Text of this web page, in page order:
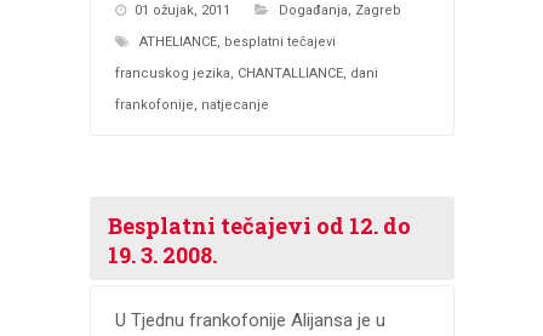
01 ožujak, 2011 Događanja
Zagreb
ATHELIANCE, besplatni tečajevi
francuskog jezika
CHANTALLIANCE, dani
frankofonije
natjecanje
Besplatni tečajevi od 12. do
19. 3. 2008.
U Tjednu frankofonije Alijansa je u